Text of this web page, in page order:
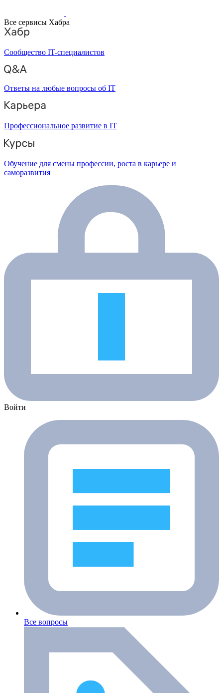
Все сервисы Хабра
Сообщество IT-специалистов
Ответы на любые вопросы об IT
Профессиональное развитие в IT
Обучение для смены профессии, роста в карьере и
саморазвития
Войти
Все вопросы